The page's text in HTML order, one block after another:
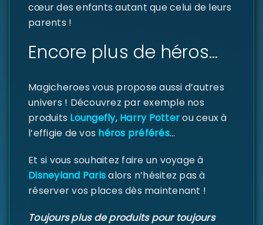
cœur des enfants autant que celui de leurs
parents !
Encore plus de héros…
Magicheroes vous propose aussi d’autres
univers ! Découvrez par exemple nos
produits Loungefly,Harry Potterou ceux à
l’effigie de vos héros préférés…
Et si vous souhaitez faire un voyage à
Disneyland Parisalors n’hésitez pas à
réserver vos places dès maintenant !
Toujours plus de produits pour toujours